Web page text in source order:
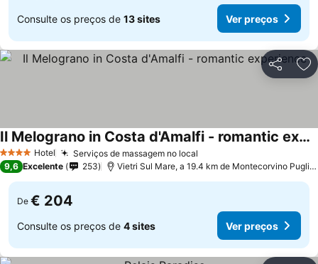
Consulte os preços de 13 sites Ver preços
Partilhar
4 EstrelasHotel Serviços de massagem no local
Il Melograno in Costa d'Amalfi - romantic experience
Ver preços
9,6 Excelente 253 Vietri Sul Mare, a 19.4 km de Montecorvino
De € 204
Consulte os preços de 4 sites Ver preços